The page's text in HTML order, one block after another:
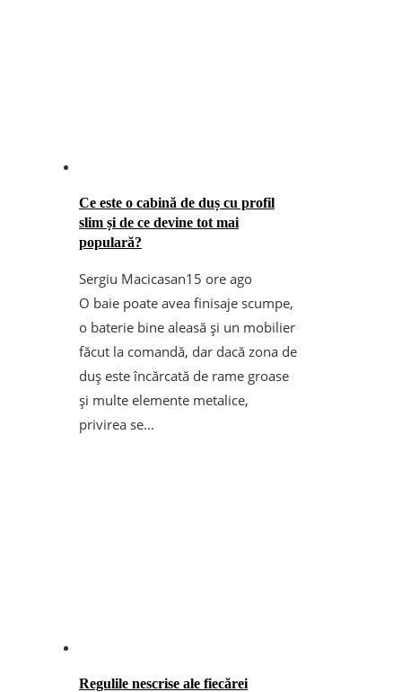
Ce este o cabină de duș cu profil
slim și de ce devine tot mai
populară?
Sergiu Macicasan15 ore ago
O baie poate avea finisaje scumpe,
o baterie bine aleasă și un mobilier
făcut la comandă, dar dacă zona de
duș este încărcată de rame groase
și multe elemente metalice,
privirea se...
Regulile nescrise ale fiecărei